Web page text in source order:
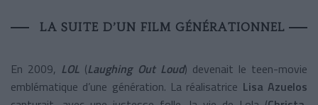
LA SUITE D’UN FILM GÉNÉRATIONNEL
En 2009, LOL (Laughing Out Loud) devenait le teen-movie
emblématique d’une génération. La réalisatrice Lisa Azuelos